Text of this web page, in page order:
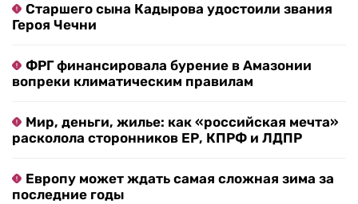
Старшего сына Кадырова удостоили звания
Героя Чечни
ФРГ финансировала бурение в Амазонии
вопреки климатическим правилам
Мир, деньги, жилье: как «российская мечта»
расколола сторонников ЕР, КПРФ и ЛДПР
Европу может ждать самая сложная зима за
последние годы